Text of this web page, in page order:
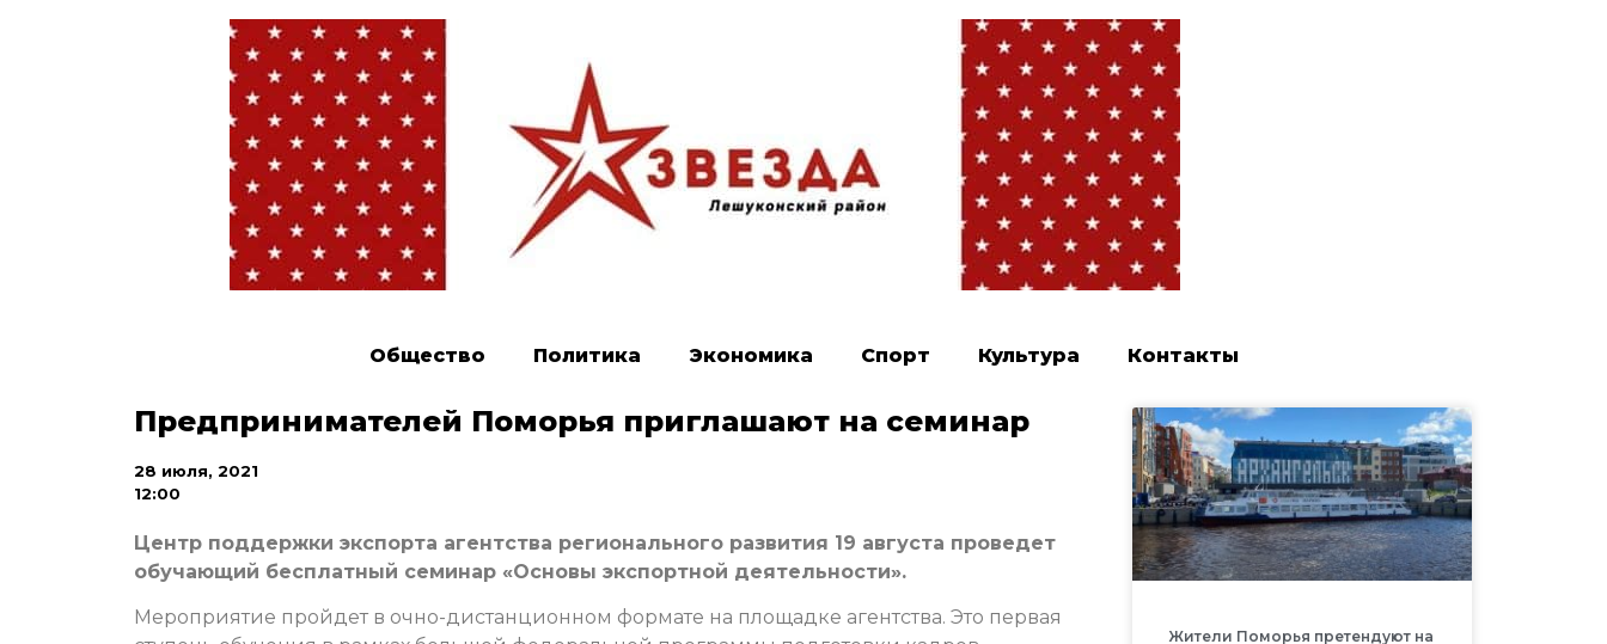
Общество Политика Экономика Спорт Культура Контакты
Предпринимателей Поморья приглашают на семинар
28 июля, 2021
12:00
Центр поддержки экспорта агентства регионального развития 19 августа проведет
обучающий бесплатный семинар «Основы экспортной деятельности».
Мероприятие пройдет в очно-дистанционном формате на площадке агентства. Это первая
Жители Поморья претендуют на